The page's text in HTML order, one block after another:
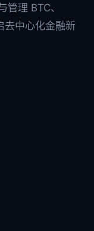
理 BTC、
去中心化金融新